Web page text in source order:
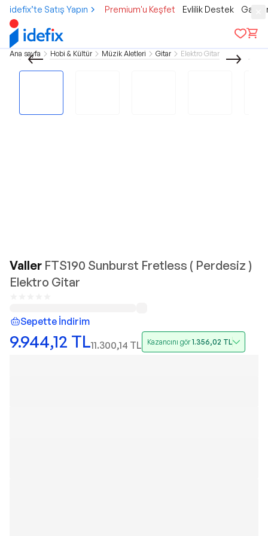
idefix’te Satış Yapın Premium'u Keşfet Evlilik Destek
Ana sayfa Hobi & Kültür Müzik Aletleri Gitar Elektro Gitar
Valler FTS190 Sunburst Fretless ( Perdesiz )
Elektro Gitar
Sepette İndirim
9.944,12 TL11.300,14 TL Kazancını gör1.356,02 TL